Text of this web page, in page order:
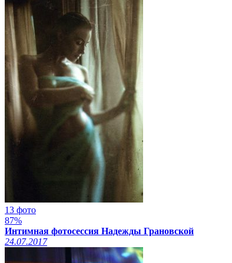
13 фото
87%
Интимная фотосессия Надежды Грановской
24.07.2017